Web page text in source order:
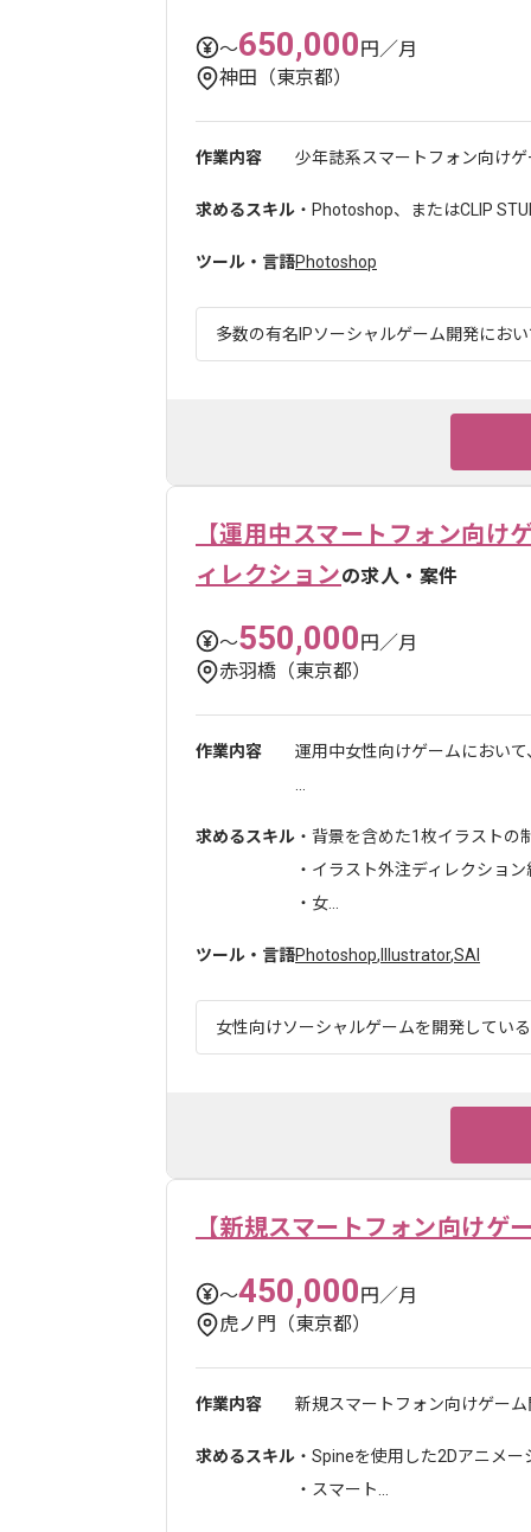
〜650,000円／月
神田（東京都）
作業内容 少年誌系スマートフォン向け
求めるスキル ・Photoshop、またはCLIP
ツール・言語Photoshop
多数の有名IPソーシャルゲーム開発にお
【運用中スマートフォン向け
ィレクションの求人・案件
〜550,000円／月
赤羽橋（東京都）
作業内容
運用中女性向けゲームにおい
求めるスキル ・背景を含めた1枚イラストの
・イラスト外注ディレクション
・女...
ツール・言語Photoshop, Illustrator,SAI
女性向けソーシャルゲームを開発してい
【新規スマートフォン向けゲ
〜450,000円／月
虎ノ門（東京都）
作業内容 新規スマートフォン向けゲー
求めるスキル ・Spineを使用した2Dアニメ
・スマート...